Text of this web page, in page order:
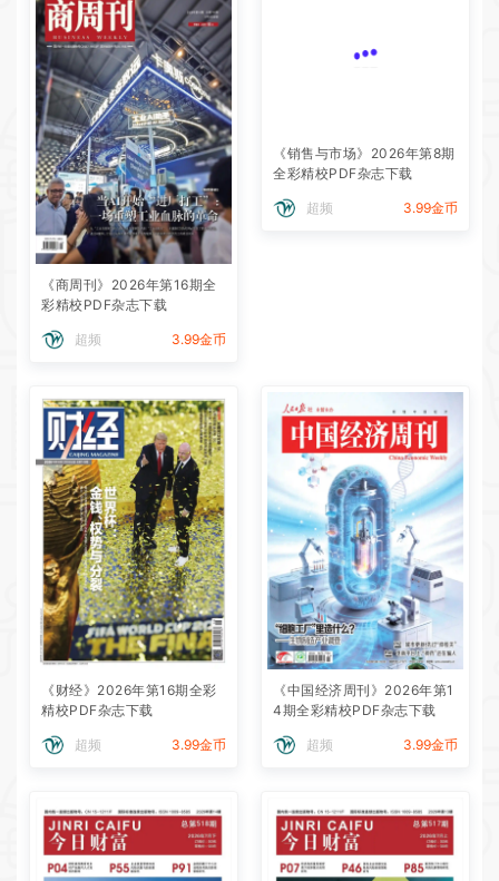
《商周刊》2026年第16期全
彩精校PDF杂志下载
超频 3.99金币
《销售与市场》2026年第8期
全彩精校PDF杂志下载
超频 3.99金币
《财经》2026年第16期全彩
精校PDF杂志下载
超频 3.99金币
《中国经济周刊》2026年第1
4期全彩精校PDF杂志下载
超频 3.99金币